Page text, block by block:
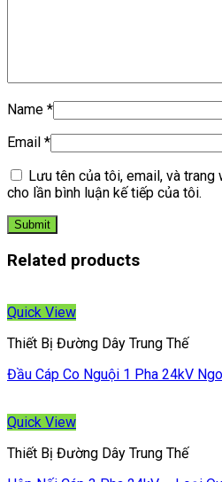
Name *
Email *
Lưu tên của tôi, email, và
cho lần bình luận kế tiếp của tôi.
Related products
Quick View
Thiết Bị Đường Dây Trung Thế
Đầu Cáp Co Nguội 1 Pha 24kV
Quick View
Thiết Bị Đường Dây Trung Thế